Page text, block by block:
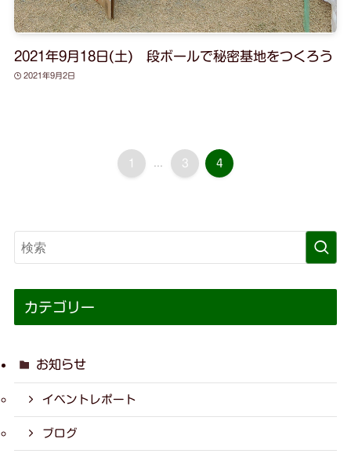
2021年9月18日(土) 段ボールで秘密基地をつくろう
2021年9月2日
1 3 4
カテゴリー
お知らせ
イベントレポート
ブログ